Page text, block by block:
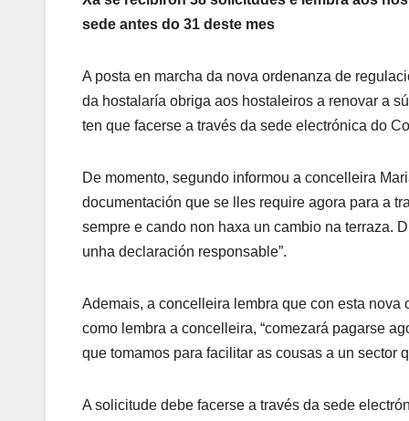
sede antes do 31 deste mes
A posta en marcha da nova ordenanza de
da hostalaría obriga aos hostaleiros a renovar a
ten que facerse a través da sede electrónica do
De momento, segundo informou a concelleira
documentación que se lles require agora para a
sempre e cando non haxa un cambio na terraza.
unha declaración responsable”.
Ademais, a concelleira lembra que con esta nova
como lembra a concelleira, “comezará pagarse
que tomamos para facilitar as cousas a un sector
A solicitude debe facerse a través da sede